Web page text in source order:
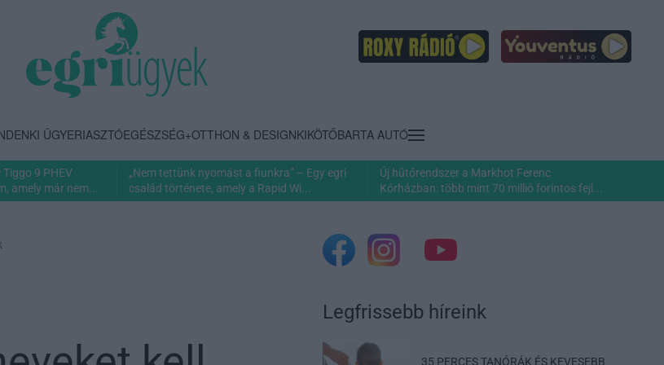
ÜGYERIASZTÓEGÉSZSÉG+OTTHON & DESIGNKIKÖTŐBARTA AUTÓ
9 PHEV
amely már nem...
„Nem tettünk nyomást a fiunkra” – Egy egri
család története, amely a Rapid Wi...
Új hűtőrendszer a Markhot Ferenc
Kórházban: több mint 70 millió forintos fejl...
Legfrissebb híreink
35 PERCES TANÓRÁK ÉS KEVESEBB